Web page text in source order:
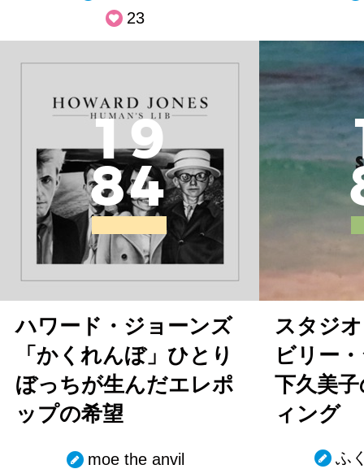
23
19
84
ハワード・ジョーンズ
「かくれんぼ」ひとり
ぼっちが生んだエレポ
ップの希望
moe the anvil
スタジ
ビリー
下久美
ィング
ふ